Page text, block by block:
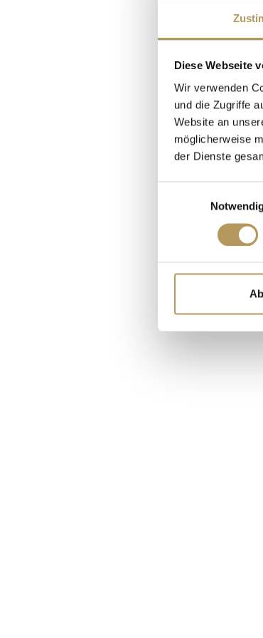
Diese Webseite
Wir verwenden
und die Zugriffe
Website an
möglicherweise
der Dienste
ZEITLOSE MOMENTE IN